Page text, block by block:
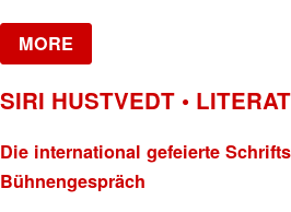
MORE
SIRI HUSTVEDT •
Die international gefeierte
Bühnengespräch